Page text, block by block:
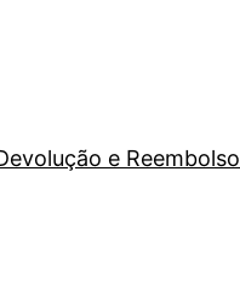
e Reembolso